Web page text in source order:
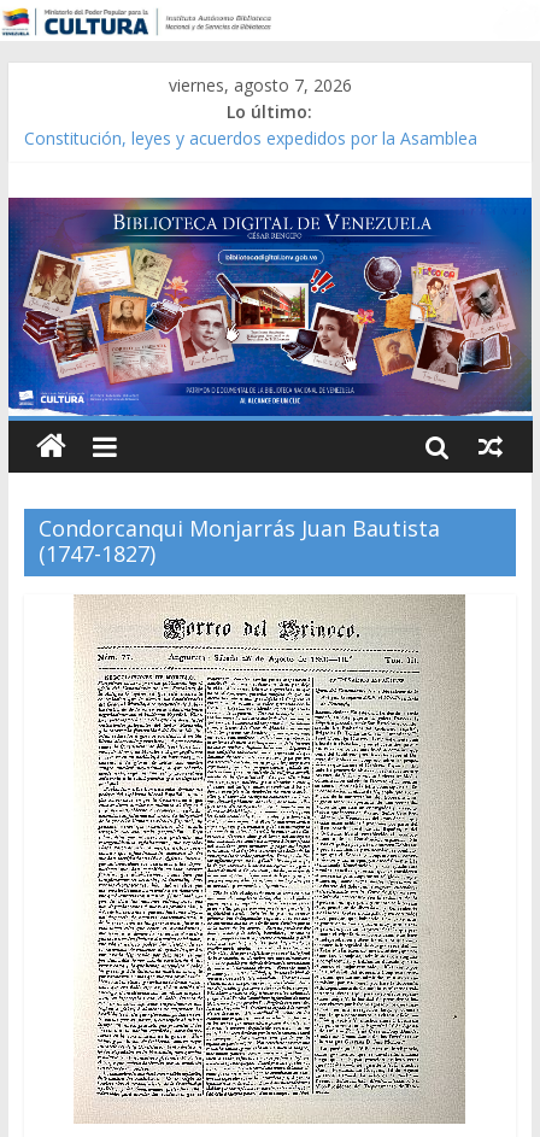
viernes, agosto 7, 2026
Lo último:
Constitución, leyes y acuerdos expedidos por la Asamblea
Modesta Bor Sánchez [material gráfico]
Gaceta Oficial de la República de Venezuela año CXXXIII Mes V,
Caracas 09 de marzo de 2006 N° 38.394
Catálogo temático de obras de Modesta Bor
Condorcanqui Monjarrás Juan Bautista
(1747-1827)